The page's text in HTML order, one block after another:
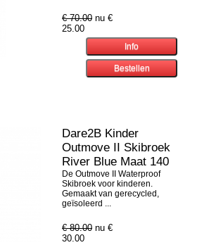
€ 70.00 nu €
25.00
Dare2B Kinder
Outmove II Skibroek
River Blue Maat 140
De Outmove II Waterproof
Skibroek voor kinderen.
Gemaakt van gerecycled,
geïsoleerd ...
€ 80.00 nu €
30.00